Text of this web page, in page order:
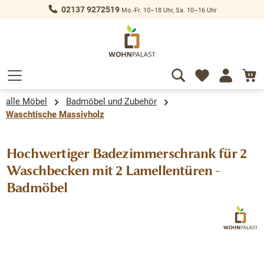
springen 02137 9272519Mo.-Fr. 10–18 Uhr, Sa. 10–16 Uhr
alle Möbel
Badmöbel und Zubehör
Waschtische Massivholz
Hochwertiger Badezimmerschrank für 2
Waschbecken mit 2 Lamellentüren -
Badmöbel